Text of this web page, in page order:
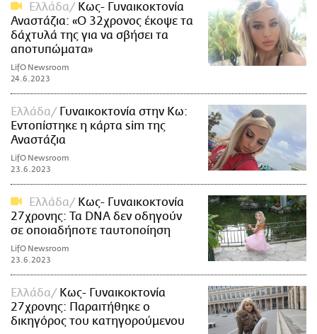
Ελλάδα
Κως- Γυναικοκτονία
Αναστάζια: «Ο 32χρονος έκοψε τα
δάχτυλά της για να σβήσει τα
αποτυπώματα»
LifO Newsroom
24.6.2023
Ελλάδα
Γυναικοκτονία στην Κω:
Εντοπίστηκε η κάρτα sim της
Αναστάζια
LifO Newsroom
23.6.2023
Ελλάδα
Κως- Γυναικοκτονία
27χρονης: Τα DNA δεν οδηγούν
σε οποιαδήποτε ταυτοποίηση
LifO Newsroom
23.6.2023
Ελλάδα
Κως- Γυναικοκτονία
27χρονης: Παραιτήθηκε ο
δικηγόρος του κατηγορούμενου